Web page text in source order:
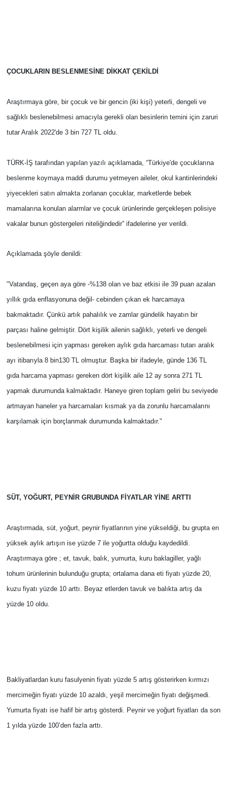
ÇOCUKLARIN BESLENMESİNE DİKKAT ÇEKİLDİ
Araştırmaya göre, bir çocuk ve bir gencin (iki kişi) yeterli, dengeli ve
sağlıklı beslenebilmesi amacıyla gerekli olan besinlerin temini için zaruri
tutar Aralık 2022'de 3 bin 727 TL oldu.
TÜRK-İŞ tarafından yapılan yazılı açıklamada, “Türkiye'de çocuklarına
beslenme koymaya maddi durumu yetmeyen aileler, okul kantinlerindeki
yiyecekleri satın almakta zorlanan çocuklar, marketlerde bebek
mamalarına konulan alarmlar ve çocuk ürünlerinde gerçekleşen polisiye
vakalar bunun göstergeleri niteliğindedir” ifadelerine yer verildi.
Açıklamada şöyle denildi:
"Vatandaş, geçen aya göre -%138 olan ve baz etkisi ile 39 puan azalan
yıllık gıda enflasyonuna değil- cebinden çıkan ek harcamaya
bakmaktadır. Çünkü artık pahalılık ve zamlar gündelik hayatın bir
parçası haline gelmiştir. Dört kişilik ailenin sağlıklı, yeterli ve dengeli
beslenebilmesi için yapması gereken aylık gıda harcaması tutarı aralık
ayı itibarıyla 8 bin130 TL olmuştur. Başka bir ifadeyle, günde 136 TL
gıda harcama yapması gereken dört kişilik aile 12 ay sonra 271 TL
yapmak durumunda kalmaktadır. Haneye giren toplam geliri bu seviyede
artmayan haneler ya harcamaları kısmak ya da zorunlu harcamalarını
karşılamak için borçlanmak durumunda kalmaktadır."
SÜT, YOĞURT, PEYNİR GRUBUNDA FİYATLAR YİNE ARTTI
Araştırmada, süt, yoğurt, peynir fiyatlarının yine yükseldiği, bu grupta en
yüksek aylık artışın ise yüzde 7 ile yoğurtta olduğu kaydedildi.
Araştırmaya göre ; et, tavuk, balık, yumurta, kuru baklagiller, yağlı
tohum ürünlerinin bulunduğu grupta; ortalama dana eti fiyatı yüzde 20,
kuzu fiyatı yüzde 10 arttı. Beyaz etlerden tavuk ve balıkta artış da
yüzde 10 oldu.
Bakliyatlardan kuru fasulyenin fiyatı yüzde 5 artış gösterirken kırmızı
mercimeğin fiyatı yüzde 10 azaldı, yeşil mercimeğin fiyatı değişmedi.
Yumurta fiyatı ise hafif bir artış gösterdi. Peynir ve yoğurt fiyatları da son
1 yılda yüzde 100’den fazla arttı.